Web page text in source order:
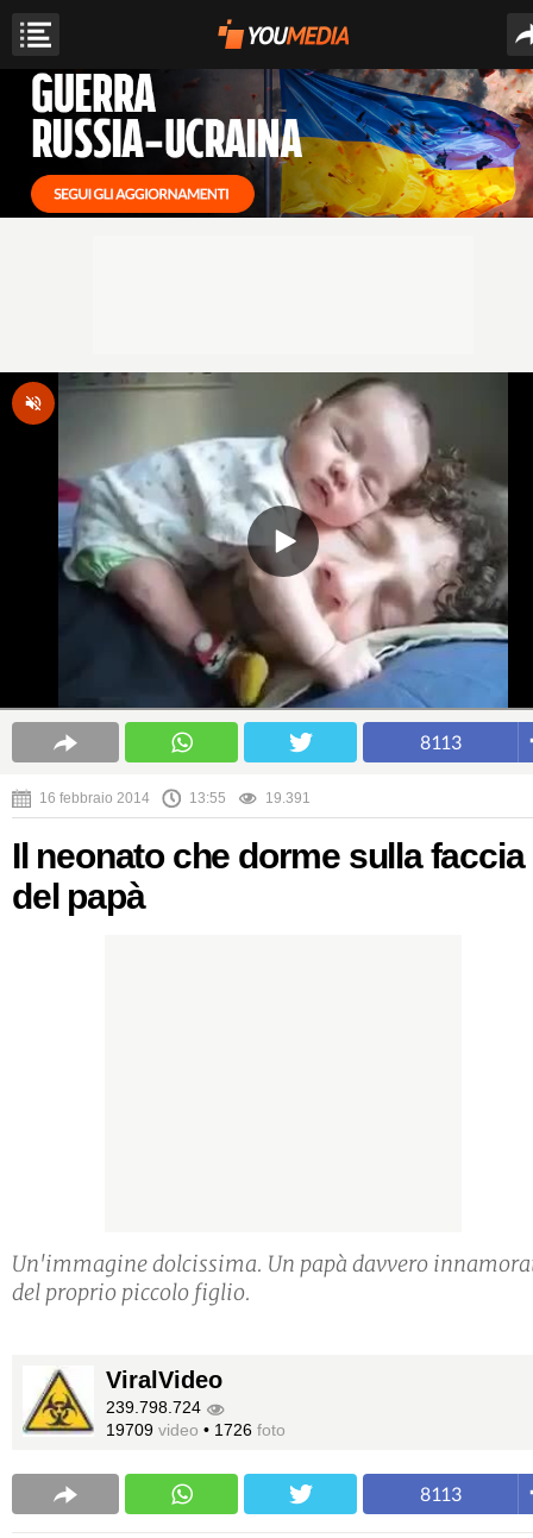
8113
16 febbraio 2014 13:55 19.391
Il neonato che dorme sulla faccia
del papà
Un'immagine dolcissima. Un papà davvero
del proprio piccolo figlio.
ViralVideo
239.798.724
19709 video • 1726 foto
8113